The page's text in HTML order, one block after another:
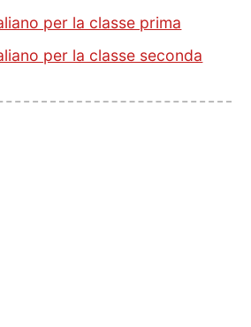
per la classe prima
per la classe seconda